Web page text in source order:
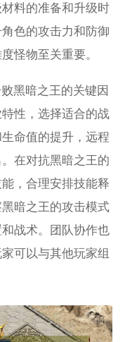
料的准备和升级时
色的攻击力和防御
怪物至关重要。
黑暗之王的关键因
性，选择适合的战
命值的提升，远程
在对抗黑暗之王的
，合理安排技能释
暗之王的攻击模式
战术。团队协作也
可以与其他玩家组